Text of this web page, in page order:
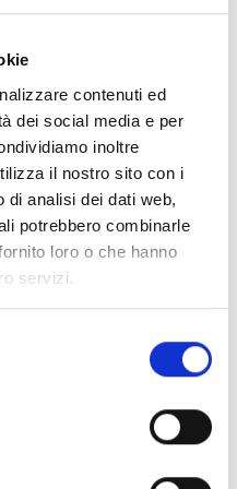
contenuti ed
dei social media e per
inoltre
il nostro sito con i
di analisi dei dati web,
potrebbero combinarle
loro o che hanno
servizi.
et de l’élevage, et
Avec l’implémentation
un modèle de
soutien de petits
du droit à
réduction de la pauvreté et
de vie dans les zones
et à la nécessité d’avoir une
de la viande en tant
Avec ce but, des
menées pour les